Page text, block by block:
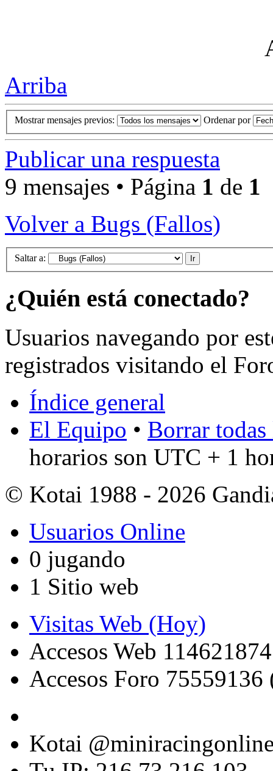
Arriba
Mostrar mensajes previos: Ordenar por
Publicar una respuesta
9 mensajes • Página 1 de 1
Volver a Bugs (Fallos)
Saltar a:
¿Quién está conectado?
Usuarios navegando por
registrados visitando el
Índice general
El Equipo • Borrar
horarios son UTC + 1
© Kotai 1988 - 2026
Usuarios Online
0 jugando
1 Sitio web
Visitas Web (Hoy)
Accesos Web
Accesos Foro 75559136
Kotai